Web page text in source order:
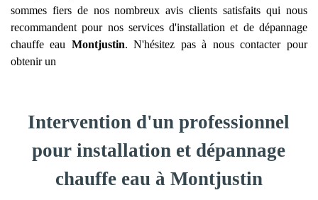
sommes fiers de nos nombreux avis clients satisfaits qui nous
recommandent pour nos services d'installation et de dépannage
chauffe eau Montjustin. N'hésitez pas à nous contacter pour
obtenir un
Intervention d'un professionnel
pour installation et dépannage
chauffe eau à Montjustin